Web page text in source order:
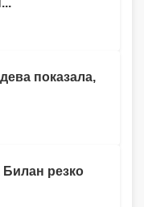
показала,
резко